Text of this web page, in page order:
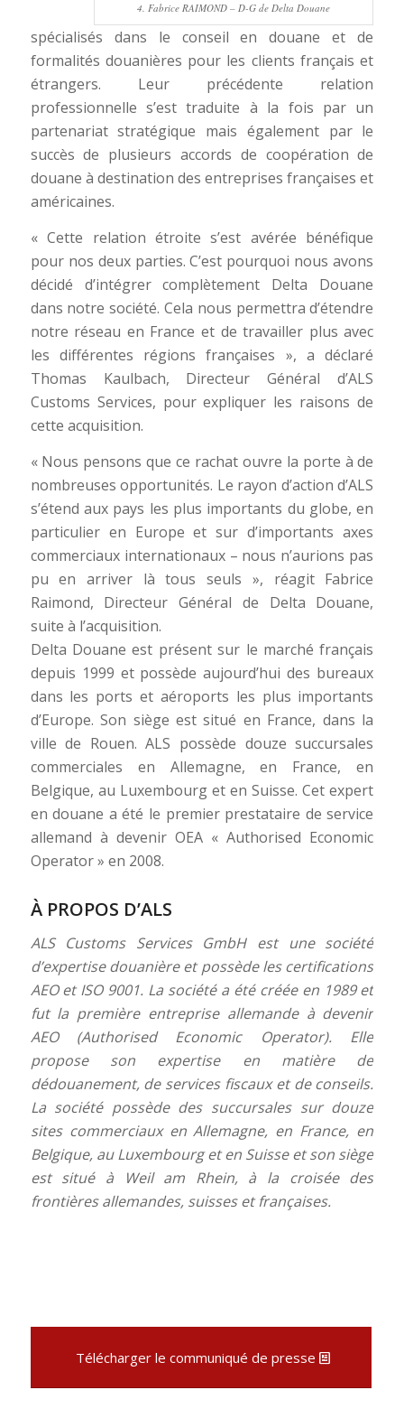
4. Fabrice RAIMOND – D-G de Delta Douane
spécialisés dans le conseil en douane et de
formalités douanières pour les clients français et
étrangers. Leur précédente relation
professionnelle s’est traduite à la fois par un
partenariat stratégique mais également par le
succès de plusieurs accords de coopération de
douane à destination des entreprises françaises et
américaines.
« Cette relation étroite s’est avérée bénéfique
pour nos deux parties. C’est pourquoi nous avons
décidé d’intégrer complètement Delta Douane
dans notre société. Cela nous permettra d’étendre
notre réseau en France et de travailler plus avec
les différentes régions françaises », a déclaré
Thomas Kaulbach, Directeur Général d’ALS
Customs Services, pour expliquer les raisons de
cette acquisition.
« Nous pensons que ce rachat ouvre la porte à de
nombreuses opportunités. Le rayon d’action d’ALS
s’étend aux pays les plus importants du globe, en
particulier en Europe et sur d’importants axes
commerciaux internationaux – nous n’aurions pas
pu en arriver là tous seuls », réagit Fabrice
Raimond, Directeur Général de Delta Douane,
suite à l’acquisition.
Delta Douane est présent sur le marché français
depuis 1999 et possède aujourd’hui des bureaux
dans les ports et aéroports les plus importants
d’Europe. Son siège est situé en France, dans la
ville de Rouen. ALS possède douze succursales
commerciales en Allemagne, en France, en
Belgique, au Luxembourg et en Suisse. Cet expert
en douane a été le premier prestataire de service
allemand à devenir OEA « Authorised Economic
Operator » en 2008.
À PROPOS D’ALS
ALS Customs Services GmbH est une société
d’expertise douanière et possède les certifications
AEO et ISO 9001. La société a été créée en 1989 et
fut la première entreprise allemande à devenir
AEO (Authorised Economic Operator). Elle
propose son expertise en matière de
dédouanement, de services fiscaux et de conseils.
La société possède des succursales sur douze
sites commerciaux en Allemagne, en France, en
Belgique, au Luxembourg et en Suisse et son siège
est situé à Weil am Rhein, à la croisée des
frontières allemandes, suisses et françaises.
Télécharger le communiqué de presse